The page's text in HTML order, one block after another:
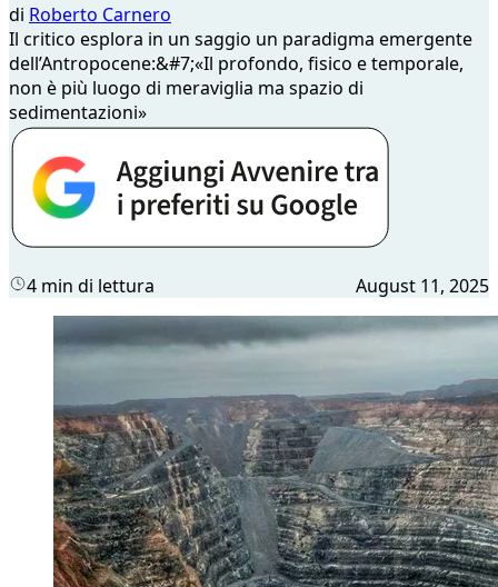
di Roberto Carnero
Il critico esplora in un saggio un paradigma emergente
dell’Antropocene:&#7;«Il profondo, fisico e temporale,
non è più luogo di meraviglia ma spazio di
sedimentazioni»
4 min di lettura August 11, 2025